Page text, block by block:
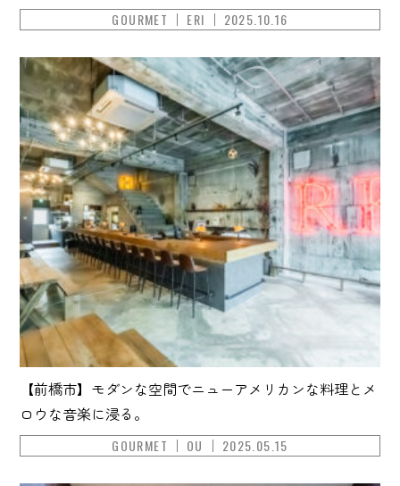
GOURMET ERI 2025.10.16
【前橋市】モダンな空間でニューアメリカンな料理とメ
ロウな音楽に浸る。
GOURMET OU 2025.05.15